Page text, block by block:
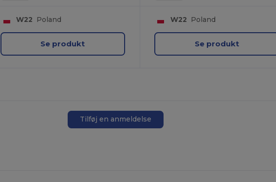
W22 Poland
Se produkt
W22 Poland
Se produkt
Tilføj en anmeldelse